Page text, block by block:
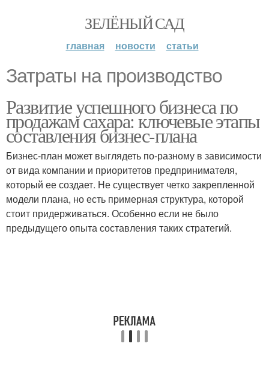
ЗЕЛЁНЫЙ САД
главная новости статьи
Затраты на производство
Развитие успешного бизнеса по
продажам сахара: ключевые этапы
составления бизнес-плана
Бизнес-план может выглядеть по-разному в зависимости
от вида компании и приоритетов предпринимателя,
который ее создает. Не существует четко закрепленной
модели плана, но есть примерная структура, которой
стоит придерживаться. Особенно если не было
предыдущего опыта составления таких стратегий.